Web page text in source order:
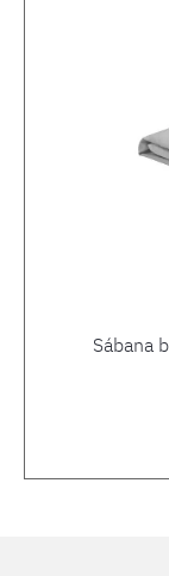
Sábana